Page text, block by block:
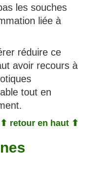
les souches
liée à
réduire ce
avoir recours à
tout en
⬆ retour en haut ⬆